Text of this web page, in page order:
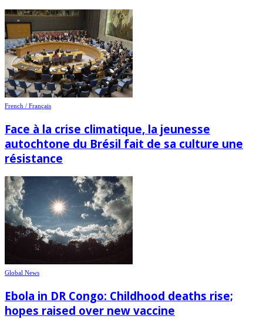
French / Français
Face à la crise climatique, la jeunesse
autochtone du Brésil fait de sa culture une
résistance
Global News
Ebola in DR Congo: Childhood deaths rise;
hopes raised over new vaccine